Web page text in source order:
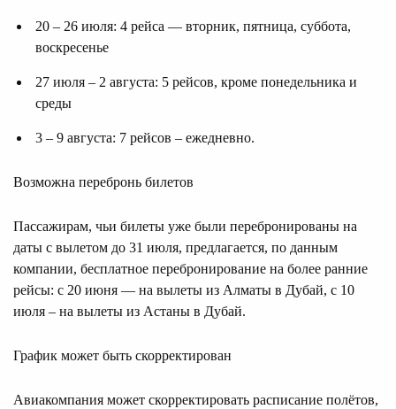
20 – 26 июля: 4 рейса — вторник, пятница, суббота,
воскресенье
27 июля – 2 августа: 5 рейсов, кроме понедельника и
среды
3 – 9 августа: 7 рейсов – ежедневно.
Возможна перебронь билетов
Пассажирам, чьи билеты уже были перебронированы на
даты с вылетом до 31 июля, предлагается, по данным
компании, бесплатное перебронирование на более ранние
рейсы: с 20 июня — на вылеты из Алматы в Дубай, с 10
июля – на вылеты из Астаны в Дубай.
График может быть скорректирован
Авиакомпания может скорректировать расписание полётов,